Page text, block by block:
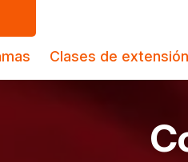
Clases de extensión